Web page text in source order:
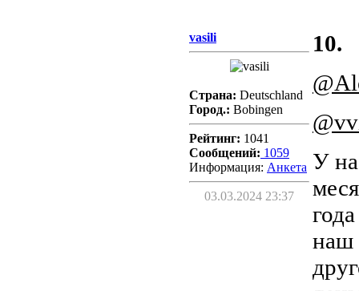
vasili
Страна: Deutschland
Город.: Bobingen
Рейтинг: 1041
Сообщений: 1059
Информация: Aнкета
03.03.2024 23:37
10.
У
наш